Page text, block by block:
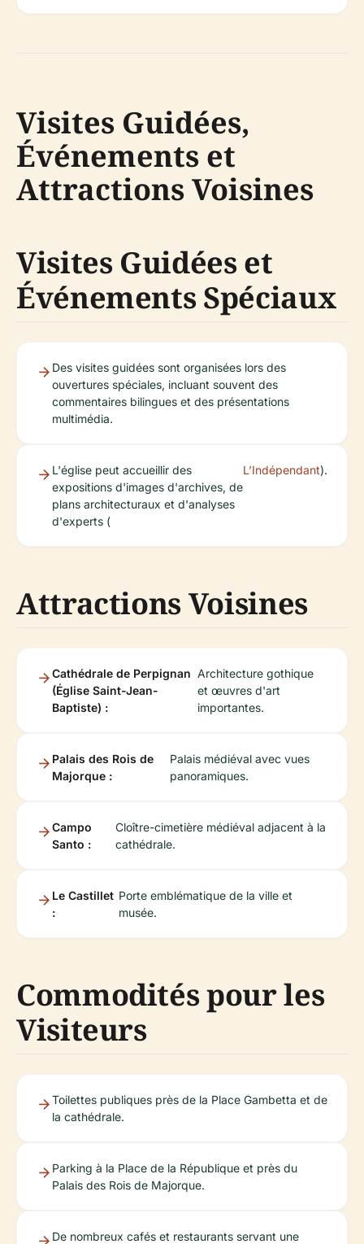
Visites Guidées,
Événements et
Attractions Voisines
Visites Guidées et
Événements Spéciaux
Des visites guidées sont organisées lors des
ouvertures spéciales, incluant souvent des
commentaires bilingues et des présentations
multimédia.
L'église peut accueillir des
expositions d'images d'archives, de
plans architecturaux et d'analyses
d'experts (
L’Indépendant).
Attractions Voisines
Cathédrale de Perpignan
(Église Saint-Jean-
Baptiste) :
Architecture gothique
et œuvres d'art
importantes.
Palais des Rois de
Majorque :
Palais médiéval avec vues
panoramiques.
Campo
Santo :
Cloître-cimetière médiéval adjacent à la
cathédrale.
Le Castillet
:
Porte emblématique de la ville et
musée.
Commodités pour les
Visiteurs
Toilettes publiques près de la Place Gambetta et de
la cathédrale.
Parking à la Place de la République et près du
Palais des Rois de Majorque.
De nombreux cafés et restaurants servant une